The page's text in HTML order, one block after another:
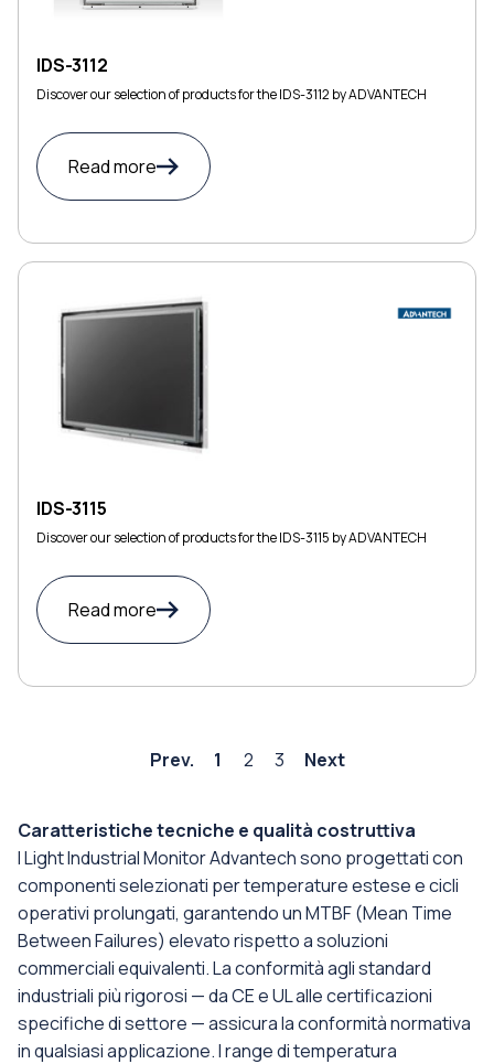
IDS-3112
Discover our selection of products for the IDS-3112 by ADVANTECH
Read more
IDS-3115
Discover our selection of products for the IDS-3115 by ADVANTECH
Read more
Prev. 1 2 3 Next
Caratteristiche tecniche e qualità costruttiva
I Light Industrial Monitor Advantech sono progettati con
componenti selezionati per temperature estese e cicli
operativi prolungati, garantendo un MTBF (Mean Time
Between Failures) elevato rispetto a soluzioni
commerciali equivalenti. La conformità agli standard
industriali più rigorosi — da CE e UL alle certificazioni
specifiche di settore — assicura la conformità normativa
in qualsiasi applicazione. I range di temperatura